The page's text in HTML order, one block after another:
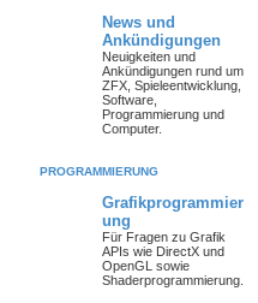
News und
Ankündigungen
Neuigkeiten und
Ankündigungen rund um
ZFX, Spieleentwicklung,
Software,
Programmierung und
Computer.
PROGRAMMIERUNG
Grafikprogrammier
ung
Für Fragen zu Grafik
APIs wie DirectX und
OpenGL sowie
Shaderprogrammierung.